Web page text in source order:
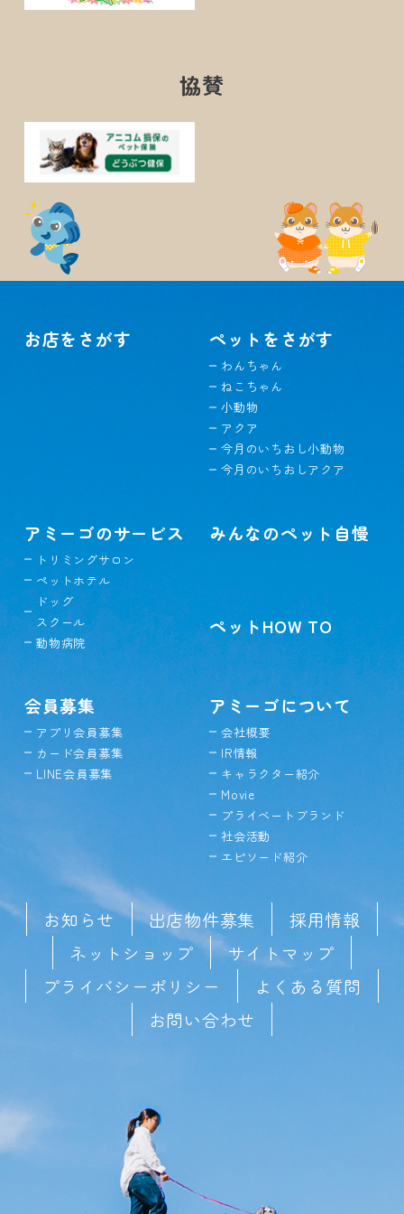
協賛
お店をさがす ペットをさがす
わんちゃん
ねこちゃん
小動物
アクア
今月のいちおし小動物
今月のいちおしアクア
アミーゴのサービス
トリミングサロン
ペットホテル
ドッグ
スクール
動物病院
みんなのペット自慢
ペットHOW TO
会員募集
アプリ会員募集
カード会員募集
LINE会員募集
アミーゴについて
会社概要
IR情報
キャラクター紹介
Movie
プライベートブランド
社会活動
エピソード紹介
お知らせ 出店物件募集
採用情報
ネットショップ
サイトマップ
プライバシーポリシー
よくある質問
お問い合わせ